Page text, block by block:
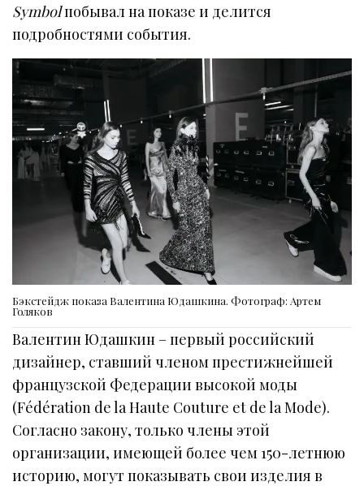
Symbolпобывал на показе и делится
подробностями события.
Бэкстейдж показа Валентина Юдашкина. Фотограф: Артем
Голяков
Валентин Юдашкин – первый российский
дизайнер, ставший членом престижнейшей
французской Федерации высокой моды
(Fédération de la Haute Couture et de la Mode).
Согласно закону, только члены этой
организации, имеющей более чем 150-летнюю
историю, могут показывать свои изделия в